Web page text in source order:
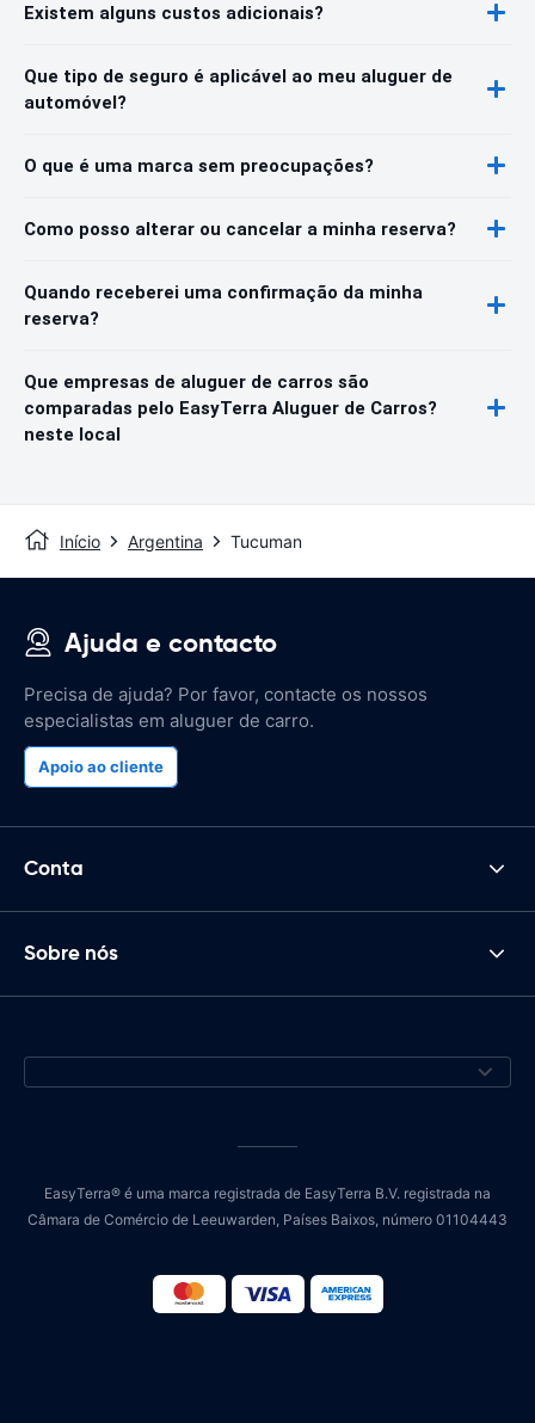
Existem alguns custos adicionais?
Que tipo de seguro é aplicável ao meu aluguer de
automóvel?
O que é uma marca sem preocupações?
Como posso alterar ou cancelar a minha reserva?
Quando receberei uma confirmação da minha
reserva?
Que empresas de aluguer de carros são
comparadas pelo EasyTerra Aluguer de Carros?
neste local
Início Argentina Tucuman
Ajuda e contacto
Precisa de ajuda? Por favor, contacte os nossos
especialistas em aluguer de carro.
Apoio ao cliente
Conta
Sobre nós
EasyTerra® é uma marca registrada de EasyTerra B.V. registrada na
Câmara de Comércio de Leeuwarden, Países Baixos, número 01104443